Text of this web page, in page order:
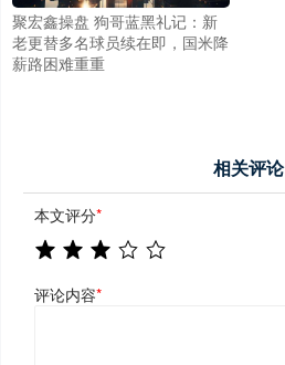
聚宏鑫操盘 狗哥蓝黑礼记：新
老更替多名球员续在即，国米降
薪路困难重重
相关评论
本文评分*
评论内容*